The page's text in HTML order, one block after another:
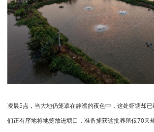
凌晨5点，当大地仍笼罩在静谧的夜色中，这处虾塘却
们正有序地将地笼放进塘口，准备捕获这批养殖仅70天